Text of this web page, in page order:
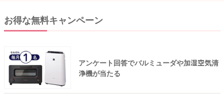
お得な無料キャンペーン
アンケート回答でバルミューダや加湿空気清
浄機が当たる